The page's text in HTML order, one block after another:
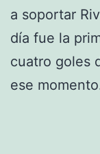
a soportar
día fue la
cuatro goles
ese